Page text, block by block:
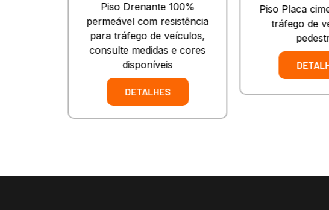
Piso Drenante 100%
permeável com resistência
para tráfego de veículos,
consulte medidas e cores
disponíveis
DETALHES
Piso Placa
tráfego de